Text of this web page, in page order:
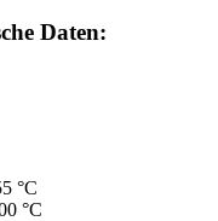
Daten:
°C
°C